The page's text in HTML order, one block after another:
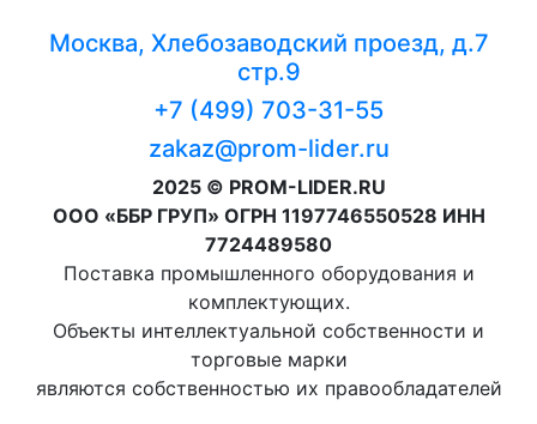
Москва, Хлебозаводский проезд, д.7
стр.9
+7 (499) 703-31-55
zakaz@prom-lider.ru
2025 © PROM-LIDER.RU
ООО «ББР ГРУП» ОГРН 1197746550528 ИНН
7724489580
Поставка промышленного оборудования и
комплектующих.
Объекты интеллектуальной собственности и
торговые марки
являются собственностью их правообладателей